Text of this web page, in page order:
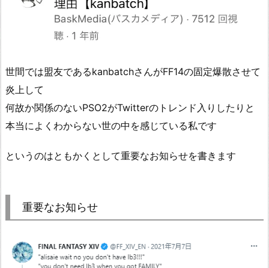
世間では盟友であるkanbatchさんがFF14の固定爆散させて
炎上して
何故か関係のないPSO2がTwitterのトレンド入りしたりと
本当によくわからない世の中を感じている私です
というのはともかくとして重要なお知らせを書きます
重要なお知らせ